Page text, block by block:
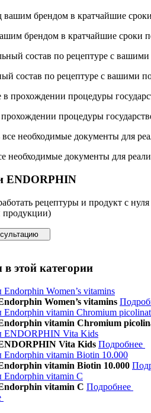
брендом в кратчайшие сроки
состав по рецептуре с вашими
процедуры
необходимые документы для
ENDORPHIN
рецептуры и продукт с
продукции)
этой категории
Women’s vitamins
vitamin Chromium
Vita Kids Подробнее
vitamin Biotin 10.000
vitamin C Подробнее